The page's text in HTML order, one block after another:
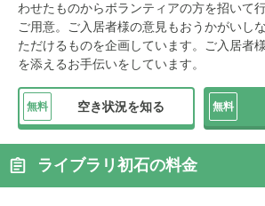
わせたものからボランティアの方を招いて
ご用意。ご入居者様の意見もおうかがいし
ただけるものを企画しています。ご入居者
を添えるお手伝いをしています。
無料 空き状況を知る 無料
ライブラリ初石の料金